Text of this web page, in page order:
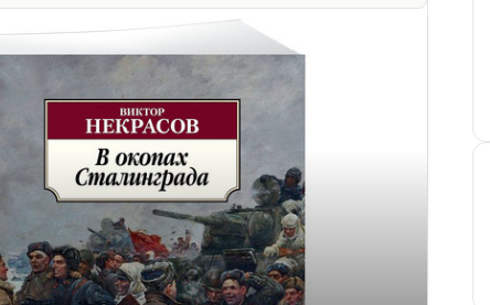
замечательные исследования о смешном
и у Лекманова они есть, и у Лощилова. Да